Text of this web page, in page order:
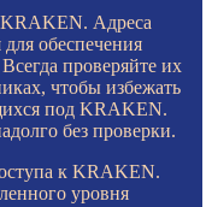
KRAKEN. Адреса
обеспечения
проверяйте их
чтобы избежать
под KRAKEN.
без проверки.
к KRAKEN.
уровня